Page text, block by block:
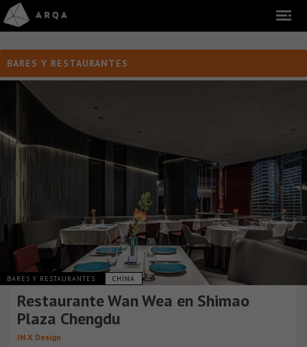
BARES Y RESTAURANTES
BARES Y RESTAURANTES CHINA
Restaurante Wan Wea en Shimao
Plaza Chengdu
IN.X Design